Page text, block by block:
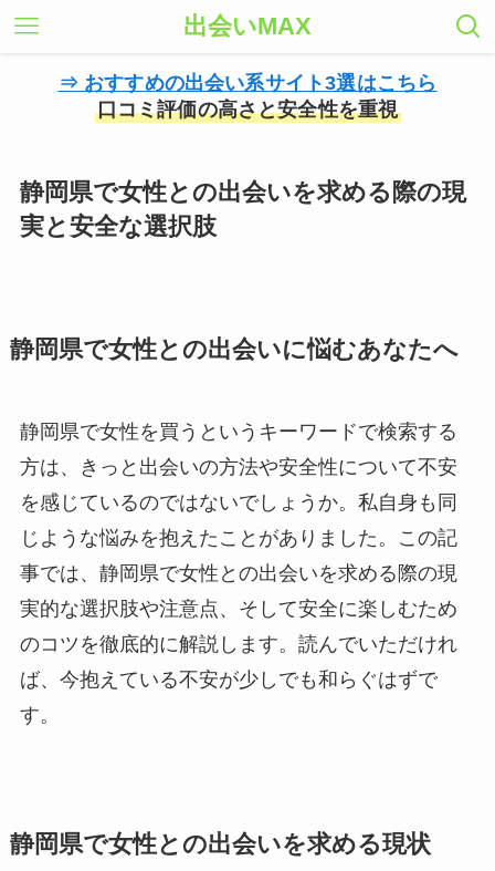
出会いMAX
⇒ おすすめの出会い系サイト3選はこちら
口コミ評価の高さと安全性を重視
静岡県で女性との出会いを求める際の現
実と安全な選択肢
静岡県で女性との出会いに悩むあなたへ
静岡県で女性を買うというキーワードで検索する
方は、きっと出会いの方法や安全性について不安
を感じているのではないでしょうか。私自身も同
じような悩みを抱えたことがありました。この記
事では、静岡県で女性との出会いを求める際の現
実的な選択肢や注意点、そして安全に楽しむため
のコツを徹底的に解説します。読んでいただけれ
ば、今抱えている不安が少しでも和らぐはずで
す。
静岡県で女性との出会いを求める現状